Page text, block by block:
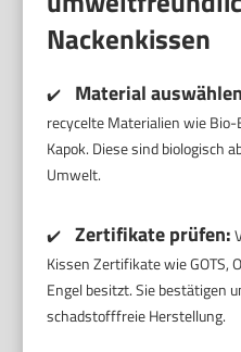
Nackenkissen
✔️ Material
recycelte Materialien wie
Kapok. Diese sind biologisch
Umwelt.
✔️ Zertifikate prüfen:
Kissen Zertifikate wie GOTS,
Engel besitzt. Sie bestätigen
schadstofffreie Herstellung.